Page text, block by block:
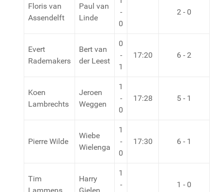
Floris van
Assendelft
Paul van
Linde
-
0
2 - 0
Evert
Rademakers
Bert van
der Leest
0
-
1
17:20 6 - 2
Koen
Lambrechts
Jeroen
Weggen
1
-
0
17:28 5 - 1
Pierre Wilde
Wiebe
Wielenga
1
-
0
17:30 6 - 1
Tim
Lammens
Harry
Gielen
1
-
1 - 0